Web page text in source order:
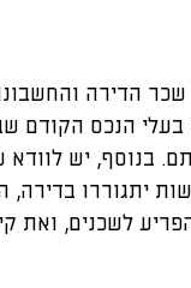
הדירה
הנכס הקודם
בנוסף, יש
יתגוררו בדירה,
לשכנים, ואת